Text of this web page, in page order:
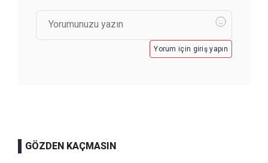
Yorum için giriş yapın
GÖZDEN KAÇMASIN